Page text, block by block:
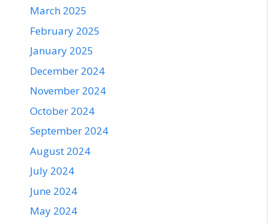
March 2025
February 2025
January 2025
December 2024
November 2024
October 2024
September 2024
August 2024
July 2024
June 2024
May 2024